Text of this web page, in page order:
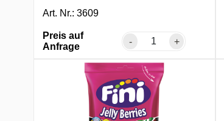
Art. Nr.: 3609
Preis auf
Anfrage
- +